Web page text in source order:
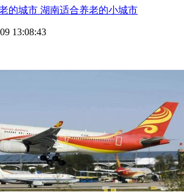
的城市 湖南适合养老的小城市
13:08:43